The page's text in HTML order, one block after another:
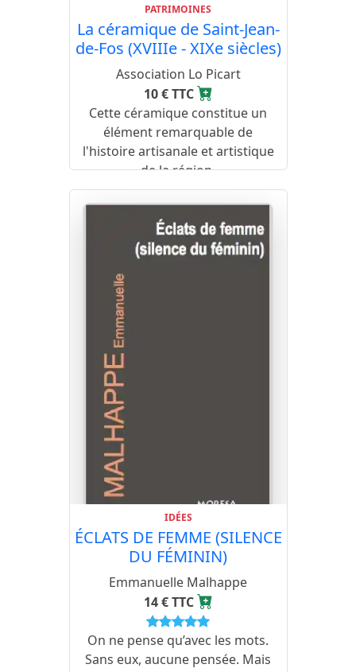
PATRIMOINES
La céramique de Saint-Jean-
de-Fos (XVIIIe - XIXe siècles)
Association Lo Picart
10 € TTC
Cette céramique constitue un
élément remarquable de
l'histoire artisanale et artistique
de la région.
IDÉES
ÉCLATS DE FEMME (SILENCE
DU FÉMININ)
Emmanuelle Malhappe
14 € TTC
On ne pense qu’avec les mots.
Sans eux, aucune pensée. Mais